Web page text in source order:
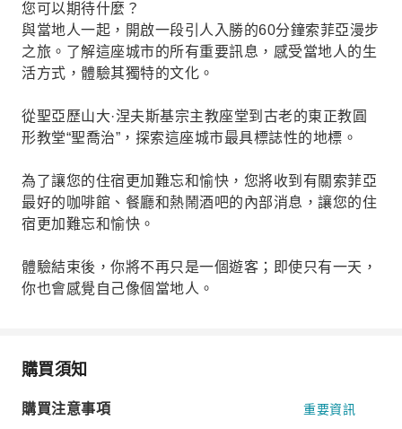
您可以期待什麼？
與當地人一起，開啟一段引人入勝的60分鐘索菲亞漫步
之旅。了解這座城市的所有重要訊息，感受當地人的生
活方式，體驗其獨特的文化。
從聖亞歷山大·涅夫斯基宗主教座堂到古老的東正教圓
形教堂“聖喬治”，探索這座城市最具標誌性的地標。
為了讓您的住宿更加難忘和愉快，您將收到有關索菲亞
最好的咖啡館、餐廳和熱鬧酒吧的內部消息，讓您的住
宿更加難忘和愉快。
體驗結束後，你將不再只是一個遊客；即使只有一天，
你也會感覺自己像個當地人。
購買須知
購買注意事項 重要資訊